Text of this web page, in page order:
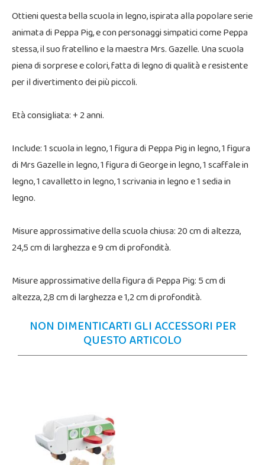
Ottieni questa bella scuola in legno, ispirata alla popolare serie
animata di Peppa Pig, e con personaggi simpatici come Peppa
stessa, il suo fratellino e la maestra Mrs. Gazelle. Una scuola
piena di sorprese e colori, fatta di legno di qualità e resistente
per il divertimento dei più piccoli.
Età consigliata: + 2 anni.
Include: 1 scuola in legno, 1 figura di Peppa Pig in legno, 1 figura
di Mrs Gazelle in legno, 1 figura di George in legno, 1 scaffale in
legno, 1 cavalletto in legno, 1 scrivania in legno e 1 sedia in
legno.
Misure approssimative della scuola chiusa: 20 cm di altezza,
24,5 cm di larghezza e 9 cm di profondità.
Misure approssimative della figura di Peppa Pig: 5 cm di
altezza, 2,8 cm di larghezza e 1,2 cm di profondità.
NON DIMENTICARTI GLI ACCESSORI PER
QUESTO ARTICOLO